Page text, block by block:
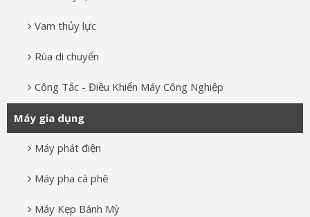
Vam thủy lực
Rùa di chuyển
Công Tắc - Điều Khiển Máy Công Nghiệp
Máy gia dụng
Máy phát điện
Máy pha cà phê
Máy Kẹp Bánh Mỳ